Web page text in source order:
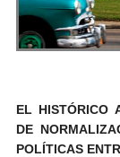
EL HISTÓRICO
DE
POLÍTICAS